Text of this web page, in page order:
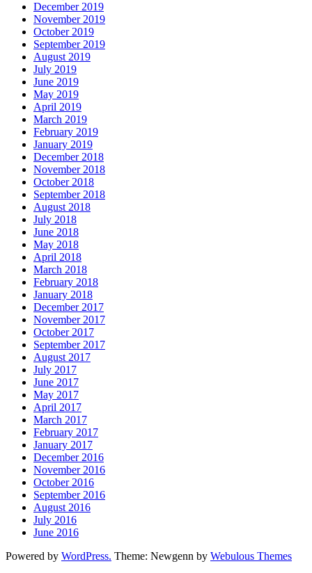
December 2019
November 2019
October 2019
September 2019
August 2019
July 2019
June 2019
May 2019
April 2019
March 2019
February 2019
January 2019
December 2018
November 2018
October 2018
September 2018
August 2018
July 2018
June 2018
May 2018
April 2018
March 2018
February 2018
January 2018
December 2017
November 2017
October 2017
September 2017
August 2017
July 2017
June 2017
May 2017
April 2017
March 2017
February 2017
January 2017
December 2016
November 2016
October 2016
September 2016
August 2016
July 2016
June 2016
Powered by WordPress. Theme: Newgenn by Webulous Themes